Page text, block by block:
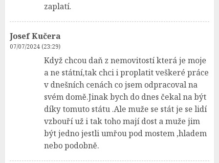
zaplatí.
Josef Kučera
07/07/2024 (23:29)
Když chcou daň z nemovitostí která je moje
a ne státní,tak chci i proplatit veškeré práce
v dnešních cenách co jsem odpracoval na
svém domě.Jinak bych do dnes čekal na být
díky tomuto státu .Ale muže se stát je se lidí
vzbouří už i tak toho mají dost a muže jim
být jedno jestli umřou pod mostem ,hladem
nebo podobně.